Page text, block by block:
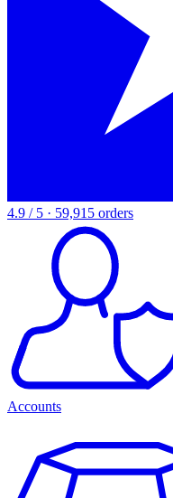
4.9 / 5 · 59,915 orders
Accounts